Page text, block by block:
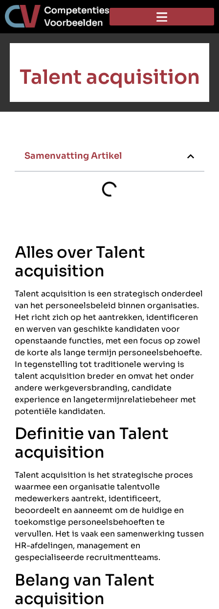
Talent acquisition
Samenvatting Artikel
Alles over Talent
acquisition
Talent acquisition is een strategisch onderdeel
van het personeelsbeleid binnen organisaties.
Het richt zich op het aantrekken, identificeren
en werven van geschikte kandidaten voor
openstaande functies, met een focus op zowel
de korte als lange termijn personeelsbehoefte.
In tegenstelling tot traditionele werving is
talent acquisition breder en omvat het onder
andere werkgeversbranding, candidate
experience en langetermijnrelatiebeheer met
potentiële kandidaten.
Definitie van Talent
acquisition
Talent acquisition is het strategische proces
waarmee een organisatie talentvolle
medewerkers aantrekt, identificeert,
beoordeelt en aanneemt om de huidige en
toekomstige personeelsbehoeften te
vervullen. Het is vaak een samenwerking tussen
HR-afdelingen, management en
gespecialiseerde recruitmentteams.
Belang van Talent
acquisition